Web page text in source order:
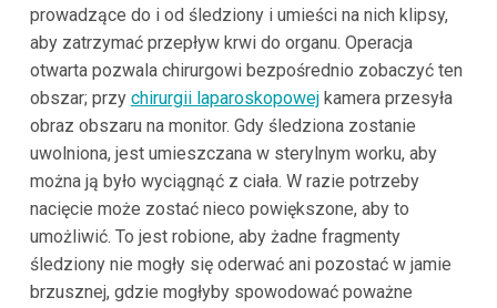
prowadzące do i od śledziony i umieści na nich klipsy,
aby zatrzymać przepływ krwi do organu. Operacja
otwarta pozwala chirurgowi bezpośrednio zobaczyć ten
obszar; przy chirurgii laparoskopowejkamera przesyła
obraz obszaru na monitor. Gdy śledziona zostanie
uwolniona, jest umieszczana w sterylnym worku, aby
można ją było wyciągnąć z ciała. W razie potrzeby
nacięcie może zostać nieco powiększone, aby to
umożliwić. To jest robione, aby żadne fragmenty
śledziony nie mogły się oderwać ani pozostać w jamie
brzusznej, gdzie mogłyby spowodować poważne